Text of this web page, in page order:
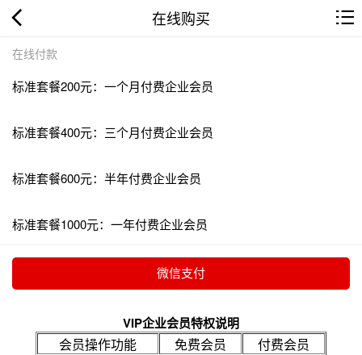
在线购买
在线付款
标准套餐200元：一个月付费企业会员
标准套餐400元：三个月付费企业会员
标准套餐600元：半年付费企业会员
标准套餐1000元：一年付费企业会员
VIP企业会员特权说明
会员操作功能 免费会员
付费会员